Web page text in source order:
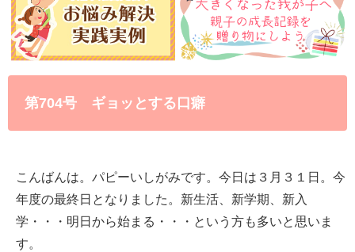
第704号 ギョッとする口癖
こんばんは。パピーいしがみです。今日は３月３１日。今
年度の最終日となりました。新生活、新学期、新入
学・・・明日から始まる・・・という方も多いと思いま
す。